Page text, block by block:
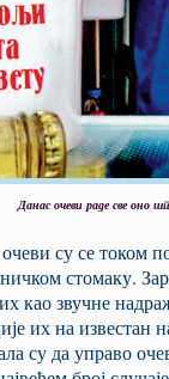
Данас очеви раде све оно
су се током
стомаку.
као звучне
их на известан
су да управо